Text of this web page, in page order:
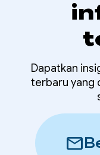
Dapatkan
terbaru yang
mail